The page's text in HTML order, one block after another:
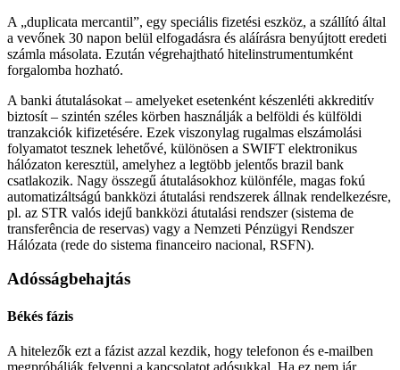
A „duplicata mercantil”, egy speciális fizetési eszköz, a szállító által
a vevőnek 30 napon belül elfogadásra és aláírásra benyújtott eredeti
számla másolata. Ezután végrehajtható hitelinstrumentumként
forgalomba hozható.
A banki átutalásokat – amelyeket esetenként készenléti akkreditív
biztosít – szintén széles körben használják a belföldi és külföldi
tranzakciók kifizetésére. Ezek viszonylag rugalmas elszámolási
folyamatot tesznek lehetővé, különösen a SWIFT elektronikus
hálózaton keresztül, amelyhez a legtöbb jelentős brazil bank
csatlakozik. Nagy összegű átutalásokhoz különféle, magas fokú
automatizáltságú bankközi átutalási rendszerek állnak rendelkezésre,
pl. az STR valós idejű bankközi átutalási rendszer (sistema de
transferência de reservas) vagy a Nemzeti Pénzügyi Rendszer
Hálózata (rede do sistema financeiro nacional, RSFN).
Adósságbehajtás
Békés fázis
A hitelezők ezt a fázist azzal kezdik, hogy telefonon és e-mailben
megpróbálják felvenni a kapcsolatot adósukkal. Ha ez nem jár